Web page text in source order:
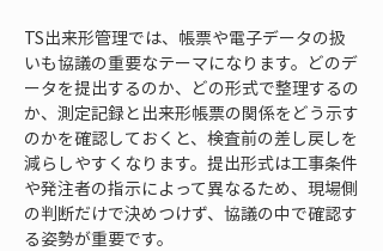
TS出来形管理では、帳票や電子データの扱
いも協議の重要なテーマになります。どのデ
ータを提出するのか、どの形式で整理するの
か、測定記録と出来形帳票の関係をどう示す
のかを確認しておくと、検査前の差し戻しを
減らしやすくなります。提出形式は工事条件
や発注者の指示によって異なるため、現場側
の判断だけで決めつけず、協議の中で確認す
る姿勢が重要です。